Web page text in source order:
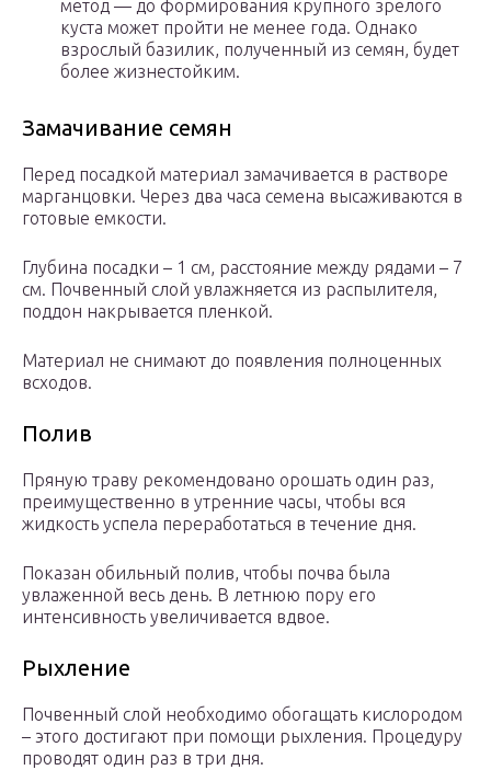
метод — до формирования крупного зрелого
куста может пройти не менее года. Однако
взрослый базилик, полученный из семян, будет
более жизнестойким.
Замачивание семян
Перед посадкой материал замачивается в растворе
марганцовки. Через два часа семена высаживаются в
готовые емкости.
Глубина посадки – 1 см, расстояние между рядами – 7
см. Почвенный слой увлажняется из распылителя,
поддон накрывается пленкой.
Материал не снимают до появления полноценных
всходов.
Полив
Пряную траву рекомендовано орошать один раз,
преимущественно в утренние часы, чтобы вся
жидкость успела переработаться в течение дня.
Показан обильный полив, чтобы почва была
увлаженной весь день. В летнюю пору его
интенсивность увеличивается вдвое.
Рыхление
Почвенный слой необходимо обогащать кислородом
– этого достигают при помощи рыхления. Процедуру
проводят один раз в три дня.